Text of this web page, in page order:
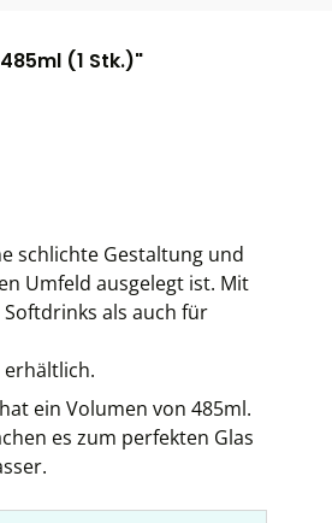
(1 Stk.)"
schlichte Gestaltung und
Umfeld ausgelegt ist. Mit
als auch für
erhältlich.
ein Volumen von 485ml.
es zum perfekten Glas